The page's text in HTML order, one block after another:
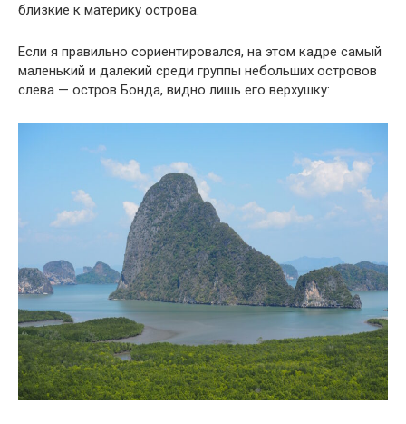
близкие к материку острова.
Если я правильно сориентировался, на этом кадре самый
маленький и далекий среди группы небольших островов
слева — остров Бонда, видно лишь его верхушку: